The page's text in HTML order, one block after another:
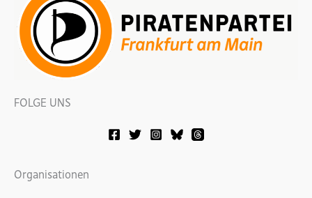
Frankfurter
Kommunalpolitik!
FOLGE UNS
Organisationen